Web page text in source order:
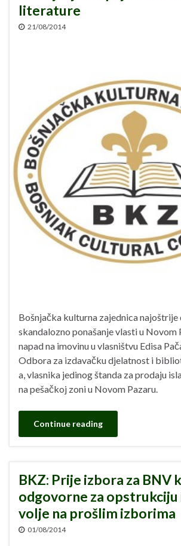
literature
21/08/2014
Bošnjačka kulturna zajednica najoštrije
skandalozno ponašanje vlasti u Novom
napad na imovinu u vlasništvu Edisa
Odbora za izdavačku djelatnost i
a, vlasnika jedinog štanda za prodaju
na pešačkoj zoni u Novom Pazaru.
Continue reading
BKZ: Prije izbora za BNV
odgovorne za
volje na prošlim izborima
01/08/2014